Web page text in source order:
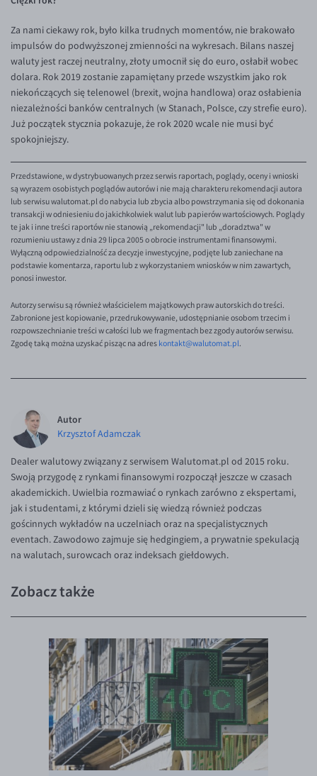
Za nami ciekawy rok, było kilka trudnych momentów, nie brakowało
impulsów do podwyższonej zmienności na wykresach. Bilans naszej
waluty jest raczej neutralny, złoty umocnił się do euro, osłabił wobec
dolara. Rok 2019 zostanie zapamiętany przede wszystkim jako rok
niekończących się telenowel (brexit, wojna handlowa) oraz osłabienia
niezależności banków centralnych (w Stanach, Polsce, czy strefie euro).
Już początek stycznia pokazuje, że rok 2020 wcale nie musi być
spokojniejszy.
Przedstawione, w dystrybuowanych przez serwis raportach, poglądy, oceny i wnioski
są wyrazem osobistych poglądów autorów i nie mają charakteru rekomendacji autora
lub serwisu walutomat.pl do nabycia lub zbycia albo powstrzymania się od dokonania
transakcji w odniesieniu do jakichkolwiek walut lub papierów wartościowych. Poglądy
te jak i inne treści raportów nie stanowią „rekomendacji" lub „doradztwa" w
rozumieniu ustawy z dnia 29 lipca 2005 o obrocie instrumentami finansowymi.
Wyłączną odpowiedzialność za decyzje inwestycyjne, podjęte lub zaniechane na
podstawie komentarza, raportu lub z wykorzystaniem wniosków w nim zawartych,
ponosi inwestor.
Autorzy serwisu są również właścicielem majątkowych praw autorskich do treści.
Zabronione jest kopiowanie, przedrukowywanie, udostępnianie osobom trzecim i
rozpowszechnianie treści w całości lub we fragmentach bez zgody autorów serwisu.
Zgodę taką można uzyskać pisząc na adres kontakt@walutomat.pl.
Autor
Krzysztof Adamczak
Dealer walutowy związany z serwisem Walutomat.pl od 2015 roku.
Swoją przygodę z rynkami finansowymi rozpoczął jeszcze w czasach
akademickich. Uwielbia rozmawiać o rynkach zarówno z ekspertami,
jak i studentami, z którymi dzieli się wiedzą również podczas
gościnnych wykładów na uczelniach oraz na specjalistycznych
eventach. Zawodowo zajmuje się hedgingiem, a prywatnie spekulacją
na walutach, surowcach oraz indeksach giełdowych.
Zobacz także